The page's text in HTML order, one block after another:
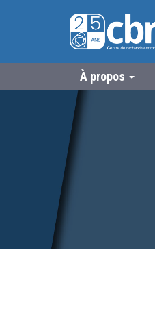
À propos